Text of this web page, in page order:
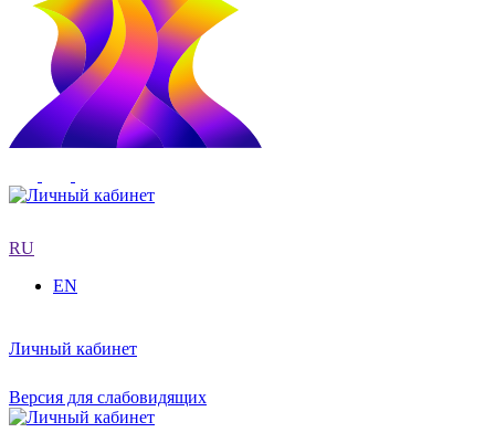
RU
EN
Личный кабинет
Версия для слабовидящих